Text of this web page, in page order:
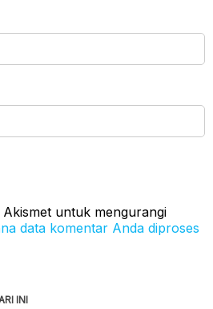
untuk mengurangi
data komentar Anda diproses
INI